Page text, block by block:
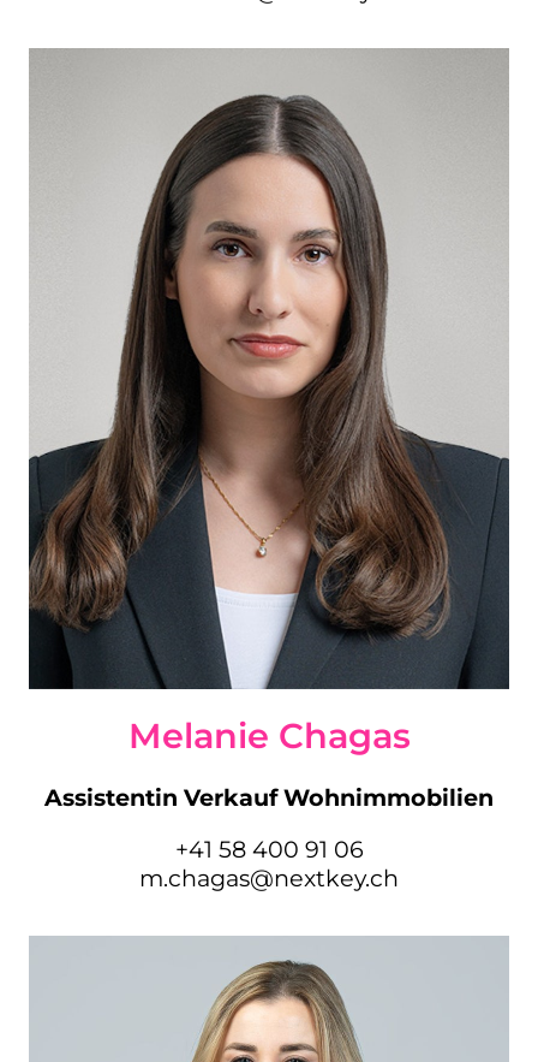
Melanie Chagas
Assistentin Verkauf Wohnimmobilien
+41 58 400 91 06
m.chagas@nextkey.ch